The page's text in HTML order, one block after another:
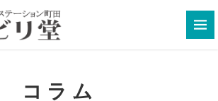
コラム